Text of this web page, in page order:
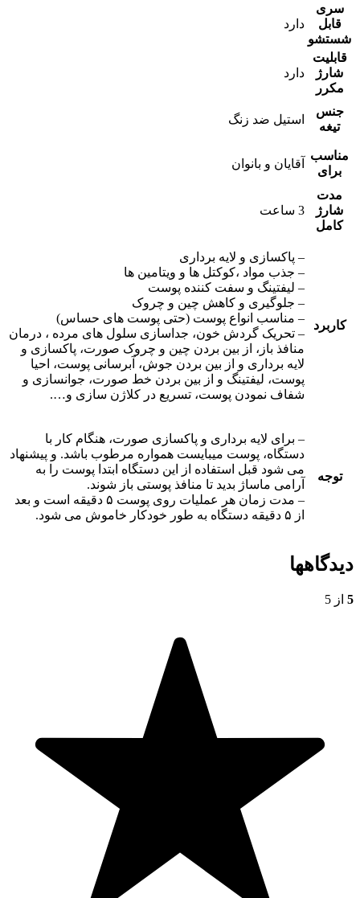
سری
قابل
شستشو
دارد
قابلیت
شارژ
مکرر
دارد
جنس
تیغه
استیل ضد زنگ
مناسب
برای
آقایان و بانوان
مدت
شارژ
کامل
3 ساعت
کاربرد
– پاکسازی و لایه برداری
– جذب مواد ،کوکتل ها و ویتامین ها
– لیفتینگ و سفت کننده پوست
– جلوگیری و کاهش چین و چروک
– مناسب انواع پوست (حتی پوست های حساس)
– تحریک گردش خون، جداسازی سلول های مرده ، درمان
منافذ باز، از بین بردن چین و چروک صورت، پاکسازی و
لایه برداری و از بین بردن جوش، آبرسانی پوست، احیا
پوست، لیفتینگ و از بین بردن خط صورت، جوانسازی و
شفاف نمودن پوست، تسریع در کلاژن سازی و….
توجه
– برای لایه برداری و پاکسازی صورت، هنگام کار با
دستگاه، پوست میبایست همواره مرطوب باشد. و پیشنهاد
می شود قبل استفاده از این دستگاه ابتدا پوست را به
آرامی ماساژ بدید تا منافذ پوستی باز شوند.
– مدت زمان هر عملیات روی پوست ۵ دقیقه است و بعد
از ۵ دقیقه دستگاه به طور خودکار خاموش می شود.
دیدگاهها
5 از 5